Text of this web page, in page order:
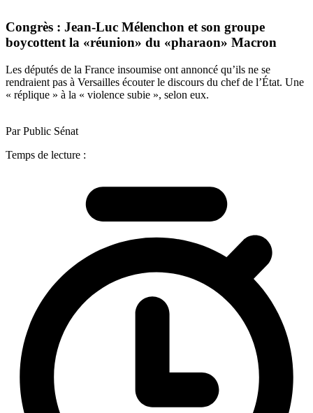
Congrès : Jean-Luc Mélenchon et son groupe
boycottent la «réunion» du «pharaon» Macron
Les députés de la France insoumise ont annoncé qu’ils ne se
rendraient pas à Versailles écouter le discours du chef de l’État. Une
« réplique » à la « violence subie », selon eux.
Par Public Sénat
Temps de lecture :